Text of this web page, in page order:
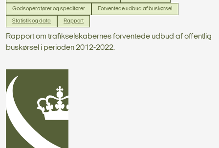
Godsoperatører og speditører Forventede udbud af buskørsel
Statistik og data Rapport
Rapport om trafikselskabernes forventede udbud af offentlig
buskørsel i perioden 2012-2022.